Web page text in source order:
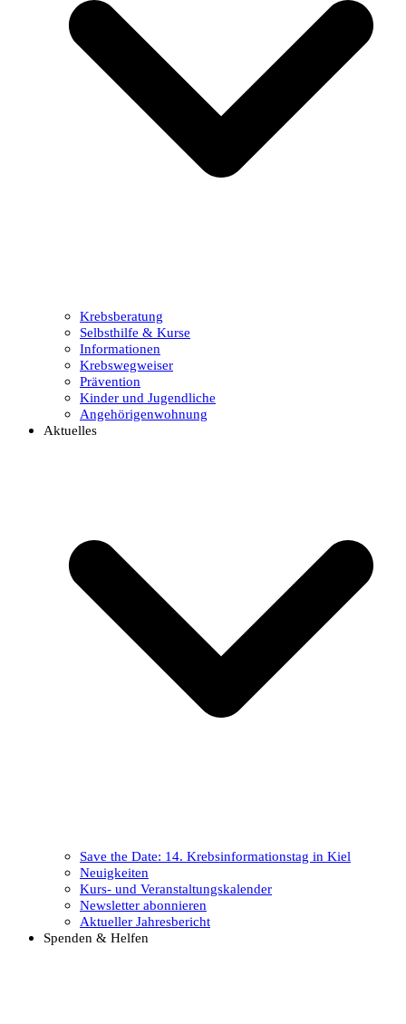
Krebsberatung
Selbsthilfe & Kurse
Informationen
Krebswegweiser
Prävention
Kinder und Jugendliche
Angehörigenwohnung
Aktuelles
Save the Date: 14. Krebsinformationstag in Kiel
Neuigkeiten
Kurs- und Veranstaltungskalender
Newsletter abonnieren
Aktueller Jahresbericht
Spenden & Helfen